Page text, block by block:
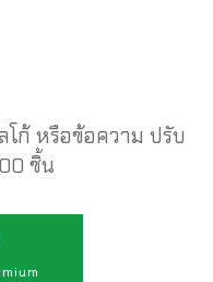
ก้ หรือข้อความ ปรับ
ชิ้น